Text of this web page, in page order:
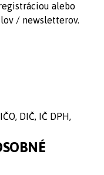
alebo
/ newsletterov.
DIČ, IČ DPH,